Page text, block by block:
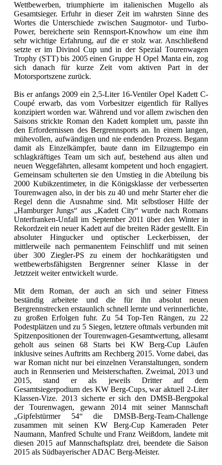
Wettbewerben, triumphierte im italienischen Mugello als
Gesamtsieger. Erfuhr in dieser Zeit im wahrsten Sinne des
Wortes die Unterschiede zwischen Saugmotor- und Turbo-
Power, bereicherte sein Rennsport-Knowhow um eine ihm
sehr wichtige Erfahrung, auf die er stolz war. Anschließend
setzte er im Divinol Cup und in der Spezial Tourenwagen
Trophy (STT) bis 2005 einen Gruppe H Opel Manta ein, zog
sich danach für kurze Zeit vom aktiven Part in der
Motorsportszene zurück.
Bis er anfangs 2009 ein 2,5-Liter 16-Ventiler Opel Kadett C-
Coupé erwarb, das vom Vorbesitzer eigentlich für Rallyes
konzipiert worden war. Während und vor allem zwischen den
Saisons strickte Roman den Kadett komplett um, passte ihn
den Erfordernissen des Bergrennsports an. In einem langen,
mühevollen, aufwändigen und nie endenden Prozess. Begann
damit als Einzelkämpfer, baute dann im Eilzugtempo ein
schlagkräftiges Team um sich auf, bestehend aus alten und
neuen Weggefährten, allesamt kompetent und hoch engagiert.
Gemeinsam schulterten sie den Umstieg in die Abteilung bis
2000 Kubikzentimeter, in die Königsklasse der verbesserten
Tourenwagen also, in der bis zu 40 und mehr Starter eher die
Regel denn die Ausnahme sind. Mit selbstloser Hilfe der
„Hamburger Jungs“ aus „Kadett City“ wurde nach Romans
Unterfranken-Unfall im September 2011 über den Winter in
Rekordzeit ein neuer Kadett auf die breiten Räder gestellt. Ein
absoluter Hingucker und optischer Leckerbissen, der
mittlerweile nach permanentem Feinschliff und mit seinen
über 300 Ziegler-PS zu einem der hochkarätigsten und
wettbewerbsfähigsten Bergrenner seiner Klasse in der
Jetztzeit weiter entwickelt wurde.
Mit dem Roman, der auch an sich und seiner Fitness
beständig arbeitete und die für ihn absolut neuen
Bergrennstrecken erstaunlich schnell lernte und verinnerlichte,
zu großen Erfolgen fuhr. Zu 54 Top-Ten Rängen, zu 22
Podestplätzen und zu 5 Siegen, letztere oftmals verbunden mit
Spitzenpositionen der Tourenwagen-Gesamtwertung, allesamt
geholt aus seinen 68 Starts bei KW Berg-Cup Läufen
inklusive seines Auftritts am Rechberg 2015. Vorne dabei, das
war Roman nicht nur bei einzelnen Veranstaltungen, sondern
auch in Rennserien und Meisterschaften. Zweimal, 2013 und
2015, stand er als jeweils Dritter auf dem
Gesamtsiegerpodium des KW Berg-Cups, war aktuell 2-Liter
Klassen-Vize. 2013 sicherte er sich den DMSB-Bergpokal
der Tourenwagen, gewann 2014 mit seiner Mannschaft
„Gipfelstürmer 54“ die DMSB-Berg-Team-Challenge
zusammen mit seinen KW Berg-Cup Kameraden Peter
Naumann, Manfred Schulte und Franz Weißdorn, landete mit
diesen 2015 auf Mannschaftsplatz drei, beendete die Saison
2015 als Südbayerischer ADAC Berg-Meister.